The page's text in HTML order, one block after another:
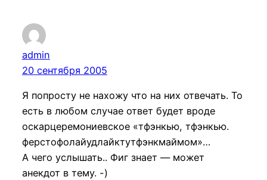
admin
20 сентября 2005
Я попросту не нахожу что на них отвечать. То
есть в любом случае ответ будет вроде
оскарцеремониевское «тфэнкью, тфэнкью.
ферстофолайудлайктутфэнкмаймом»…
А чего услышать.. Фиг знает — может
анекдот в тему. -)